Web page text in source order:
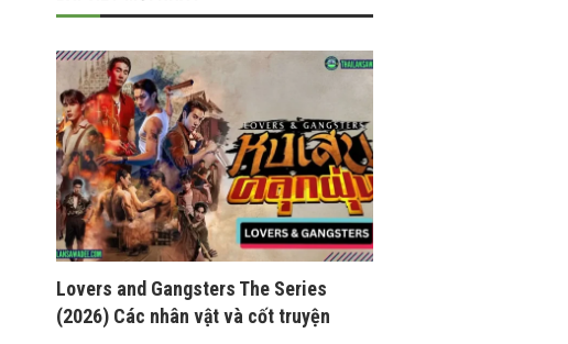
Lovers and Gangsters The Series
(2026) Các nhân vật và cốt truyện